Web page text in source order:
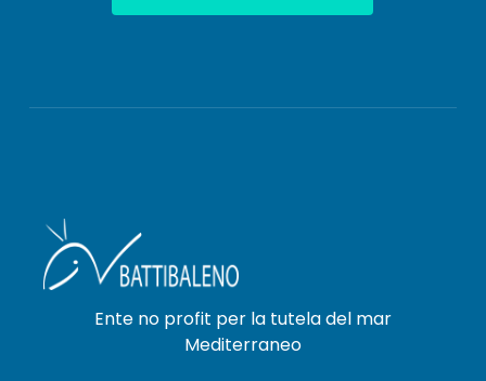
Ente no profit per la tutela del mar
Mediterraneo